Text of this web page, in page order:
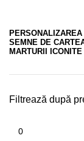
PERSONALIZAREA
SEMNE DE CARTE
MARTURII
Filtrează după